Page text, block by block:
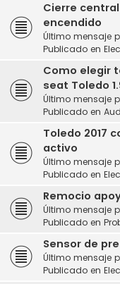
Cierre
encendido
Último mensaje
Publicado en
Como elegir
seat Toledo
Último mensaje
Publicado en
Toledo 2017
activo
Último mensaje
Publicado en
Remocio
Último mensaje
Publicado en
Sensor de
Último mensaje
Publicado en